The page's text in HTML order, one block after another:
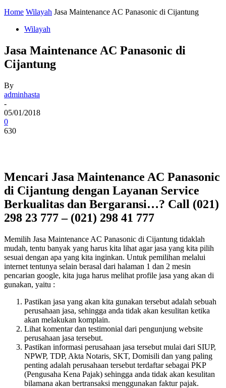
Home Wilayah Jasa Maintenance AC Panasonic di Cijantung
Wilayah
Jasa Maintenance AC Panasonic di
Cijantung
By
adminhasta
-
05/01/2018
0
630
Mencari Jasa Maintenance AC Panasonic
di Cijantung dengan Layanan Service
Berkualitas dan Bergaransi…? Call (021)
298 23 777 – (021) 298 41 777
Memilih Jasa Maintenance AC Panasonic di Cijantung tidaklah
mudah, tentu banyak yang harus kita lihat agar jasa yang kita pilih
sesuai dengan apa yang kita inginkan. Untuk pemilihan melalui
internet tentunya selain berasal dari halaman 1 dan 2 mesin
pencarian google, kita juga harus melihat profile jasa yang akan di
gunakan, yaitu :
Pastikan jasa yang akan kita gunakan tersebut adalah sebuah
perusahaan jasa, sehingga anda tidak akan kesulitan ketika
akan melakukan komplain.
Lihat komentar dan testimonial dari pengunjung website
perusahaan jasa tersebut.
Pastikan informasi perusahaan jasa tersebut mulai dari SIUP,
NPWP, TDP, Akta Notaris, SKT, Domisili dan yang paling
penting adalah perusahaan tersebut terdaftar sebagai PKP
(Pengusaha Kena Pajak) sehingga anda tidak akan kesulitan
bilamana akan bertransaksi menggunakan faktur pajak.